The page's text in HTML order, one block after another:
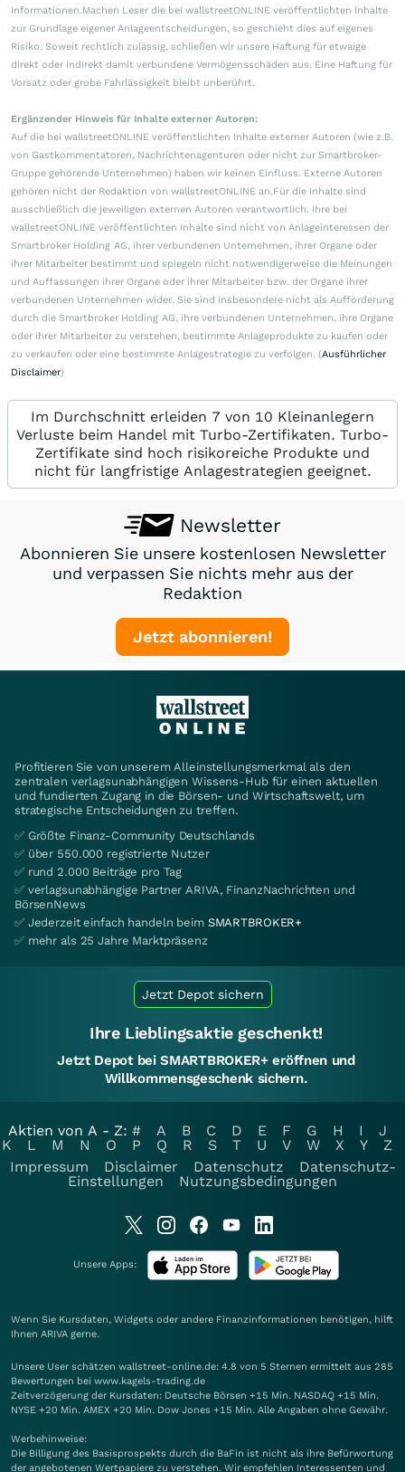
Informationen.Machen Leser die bei wallstreetONLINE veröffentlichten Inhalte
zur Grundlage eigener Anlageentscheidungen, so geschieht dies auf eigenes
Risiko. Soweit rechtlich zulässig, schließen wir unsere Haftung für etwaige
direkt oder indirekt damit verbundene Vermögensschäden aus. Eine Haftung für
Vorsatz oder grobe Fahrlässigkeit bleibt unberührt.
Ergänzender Hinweis für Inhalte externer Autoren:
Auf die bei wallstreetONLINE veröffentlichten Inhalte externer Autoren (wie z.B.
von Gastkommentatoren, Nachrichtenagenturen oder nicht zur Smartbroker-
Gruppe gehörende Unternehmen) haben wir keinen Einfluss. Externe Autoren
gehören nicht der Redaktion von wallstreetONLINE an.Für die Inhalte sind
ausschließlich die jeweiligen externen Autoren verantwortlich. Ihre bei
wallstreetONLINE veröffentlichten Inhalte sind nicht von Anlageinteressen der
Smartbroker Holding AG, ihrer verbundenen Unternehmen, ihrer Organe oder
ihrer Mitarbeiter bestimmt und spiegeln nicht notwendigerweise die Meinungen
und Auffassungen ihrer Organe oder ihrer Mitarbeiter bzw. der Organe ihrer
verbundenen Unternehmen wider. Sie sind insbesondere nicht als Aufforderung
durch die Smartbroker Holding AG, ihre verbundenen Unternehmen, ihre Organe
oder ihrer Mitarbeiter zu verstehen, bestimmte Anlageprodukte zu kaufen oder
zu verkaufen oder eine bestimmte Anlagestrategie zu verfolgen. (Ausführlicher
Disclaimer)
Im Durchschnitt erleiden 7 von 10 Kleinanlegern
Verluste beim Handel mit Turbo-Zertifikaten. Turbo-
Zertifikate sind hoch risikoreiche Produkte und
nicht für langfristige Anlagestrategien geeignet.
Newsletter
Abonnieren Sie unsere kostenlosen Newsletter
und verpassen Sie nichts mehr aus der
Redaktion
Jetzt abonnieren!
Profitieren Sie von unserem Alleinstellungsmerkmal als den
zentralen verlagsunabhängigen Wissens-Hub für einen aktuellen
und fundierten Zugang in die Börsen- und Wirtschaftswelt, um
strategische Entscheidungen zu treffen.
✅ Größte Finanz-Community Deutschlands
✅ über 550.000 registrierte Nutzer
✅ rund 2.000 Beiträge pro Tag
✅ verlagsunabhängige Partner ARIVA, FinanzNachrichten und
BörsenNews
✅ Jederzeit einfach handeln beim SMARTBROKER+
✅ mehr als 25 Jahre Marktpräsenz
Jetzt Depot sichern
Ihre Lieblingsaktie geschenkt!
Jetzt Depot bei SMARTBROKER+ eröffnen und
Willkommensgeschenk sichern.
Aktien von A - Z: # A B C D E F G H I
J
K
L M N O P Q R S T U V W X Y
Z
Impressum
Disclaimer Datenschutz
Datenschutz-
Einstellungen
Nutzungsbedingungen
Unsere Apps:
Wenn Sie Kursdaten, Widgets oder andere Finanzinformationen benötigen, hilft
Ihnen ARIVA gerne.
Unsere User schätzen wallstreet-online.de: 4.8 von 5 Sternen ermittelt aus 285
Bewertungen bei www.kagels-trading.de
Zeitverzögerung der Kursdaten: Deutsche Börsen +15 Min. NASDAQ +15 Min.
NYSE +20 Min. AMEX +20 Min. Dow Jones +15 Min. Alle Angaben ohne Gewähr.
Werbehinweise:
Die Billigung des Basisprospekts durch die BaFin ist nicht als ihre Befürwortung
der angebotenen Wertpapiere zu verstehen. Wir empfehlen Interessenten und